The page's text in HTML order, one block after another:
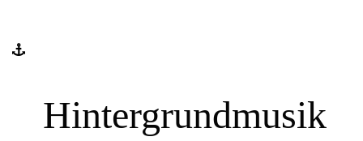
Hintergrundmusik